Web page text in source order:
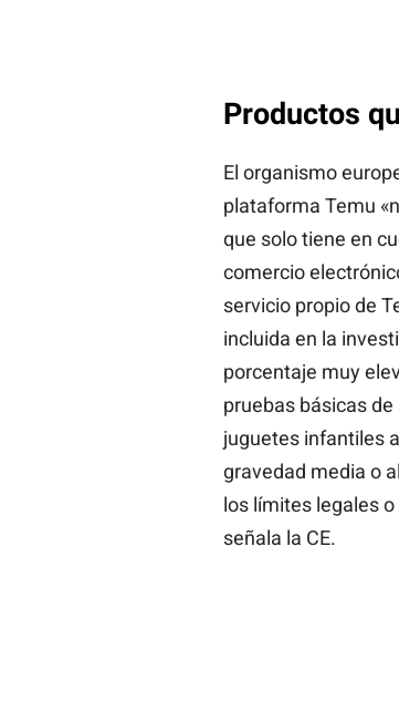
Productos
El organismo
plataforma Temu
que solo tiene en
comercio
servicio propio de
incluida en la
porcentaje muy
pruebas básicas
juguetes infantiles
gravedad media o
los límites legales
señala la CE.